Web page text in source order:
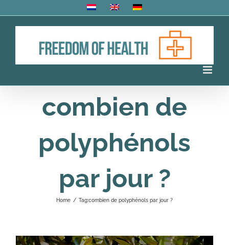
to
combien de
polyphénols
par jour ?
Home / Tag:combien de polyphénols par jour ?